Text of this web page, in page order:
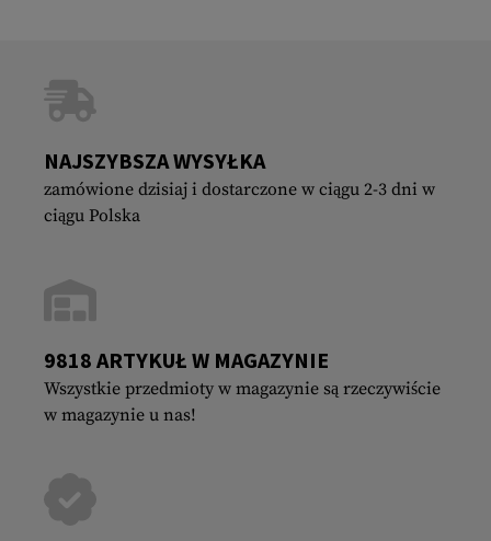
NAJSZYBSZA WYSYŁKA
zamówione dzisiaj i dostarczone w ciągu 2-3 dni w
ciągu Polska
9818 ARTYKUŁ W MAGAZYNIE
Wszystkie przedmioty w magazynie są rzeczywiście
w magazynie u nas!